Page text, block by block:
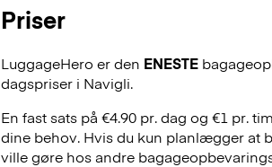
Priser
LuggageHero er den ENESTE
dagspriser i Navigli.
En fast sats på €4.90 pr. dag og €1 pr.
dine behov. Hvis du kun planlægger at
ville gøre hos andre